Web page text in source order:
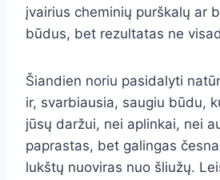
įvairius cheminių purškalų ar
būdus, bet rezultatas ne
Šiandien noriu pasidalyti
ir, svarbiausia, saugiu būdu,
jūsų daržui, nei aplinkai, nei
paprastas, bet galingas
lukštų nuoviras nuo šliužų.